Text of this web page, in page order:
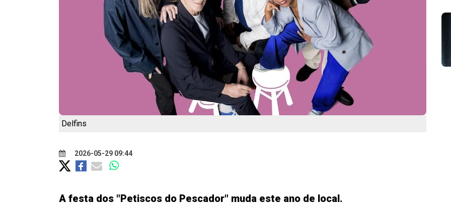
Delfins
2026-05-29 09:44
A festa dos "Petiscos do Pescador" muda este ano de local.